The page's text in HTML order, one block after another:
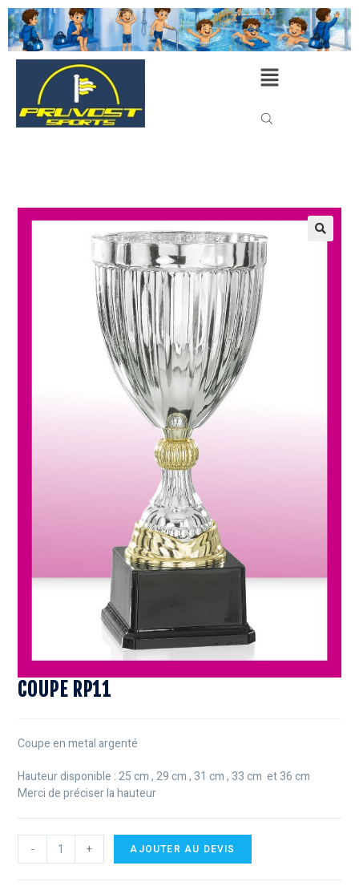
COUPE RP11
Coupe en metal argenté
Hauteur disponible : 25 cm , 29 cm , 31 cm , 33 cm et 36 cm
Merci de préciser la hauteur
- + AJOUTER AU DEVIS